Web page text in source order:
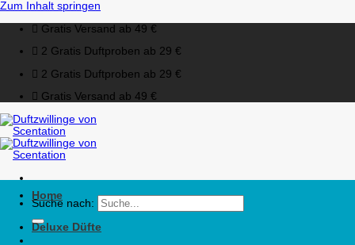
Zum Inhalt springen
Gratis Versand ab 49 €
2 Gratis Duftproben ab 29 €
2 Gratis Duftproben ab 29 €
Gratis Versand ab 49 €
Suche nach:
Home
Deluxe Düfte